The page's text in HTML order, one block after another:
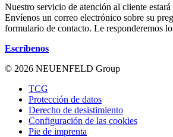
Nuestro servicio de atención al cliente
Envíenos un correo electrónico sobre su
formulario de contacto. Le responderemos
Escríbenos
© 2026 NEUENFELD Group
TCG
Protección de datos
Derecho de desistimiento
Configuración de las cookies
Pie de imprenta